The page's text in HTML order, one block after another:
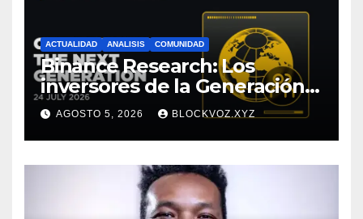
ACTUALIDAD ANALISIS COMUNIDAD
Binance Research: Los
inversores de la Generación Z
empiezan más jóvenes y
muestran mayor disciplina
financiera
AGOSTO 5, 2026 BLOCKVOZ.XYZ